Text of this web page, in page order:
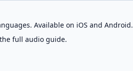
Available on iOS and Android.
full audio guide.